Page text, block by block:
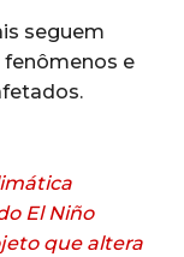
seguem
e
El Niño
que altera